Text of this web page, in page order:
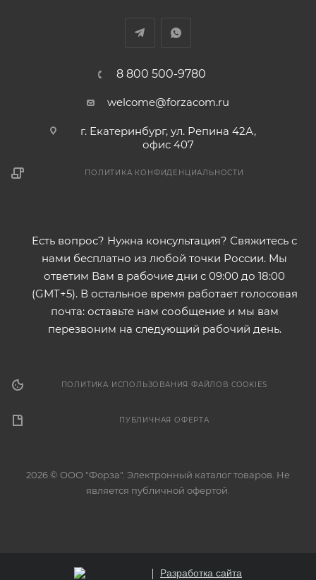
8 800 500-9780
welcome@forzacom.ru
г. Екатеринбург, ул. Репина 42А,
офис 407
ПОЛИТИКА КОНФИДЕНЦИАЛЬНОСТИ
Есть вопрос? Нужна консультация? Свяжитесь с
нами бесплатно из любой точки России. Мы
ответим Вам в рабочие дни с 09:00 до 18:00
(GMT+5). В остальное время работает голосовая
почта: оставьте нам сообщение и мы вам
перезвоним на следующий рабочий день.
ПОЛИТИКА ИСПОЛЬЗОВАНИЯ ФАЙЛОВ COOKIES
ПУБЛИЧНАЯ ОФЕРТА
2026 © ООО "Форза". Электронный каталог товаров. Не
является публичной офертой.
Разработка сайта